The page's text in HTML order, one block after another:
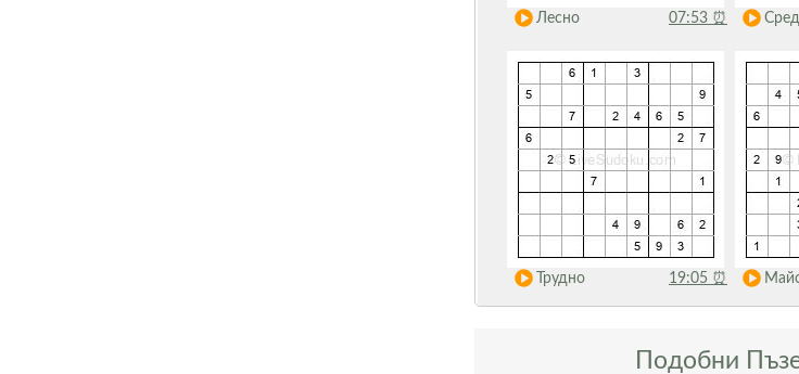
Лесно 07:53 ⏰
Трудно 19:05 ⏰
Подобни